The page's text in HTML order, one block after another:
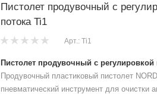
Пистолет продувочный с
потока Ti1
Арт.: Ti1
Пистолет продувочный с
Продувочный пластиковый пистолет
пневматический инструмент для очистки